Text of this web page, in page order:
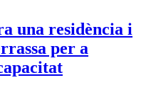
una residència i
per a